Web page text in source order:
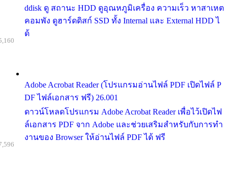
ddisk ดู สถานะ HDD ดูอุณหภูมิเครื่อง ความเร็ว หาสาเหต
คอมพัง ดูฮาร์ดดิสก์ SSD ทั้ง Internal และ External HDD ไ
ด้
Adobe Acrobat Reader (โปรแกรมอ่านไฟล์ PDF เปิดไฟล์ P
DF ไฟล์เอกสาร ฟรี) 26.001
ดาวน์โหลดโปรแกรม Adobe Acrobat Reader เพื่อไว้เปิดไฟ
ล์เอกสาร PDF จาก Adobe และช่วยเสริมสำหรับกับการทำ
งานของ Browser ให้อ่านไฟล์ PDF ได้ ฟรี